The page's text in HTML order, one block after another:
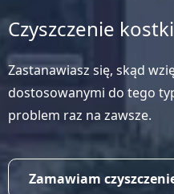
Czyszczenie
Zastanawiasz się, skąd
dostosowanymi do tego
problem raz na zawsze.
Zamawiam